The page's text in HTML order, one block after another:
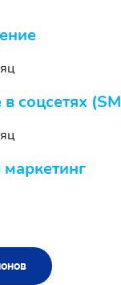
соцсетях